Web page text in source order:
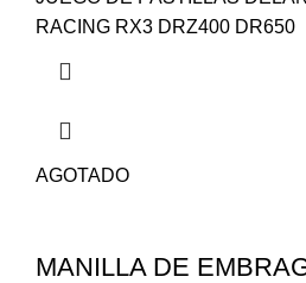
RACING RX3 DRZ400 DR650
AGOTADO
MANILLA DE